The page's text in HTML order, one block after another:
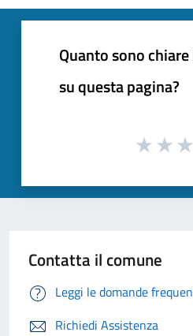
Quanto sono
su questa pagina?
Contatta il comune
Leggi le domande
Richiedi Assistenza